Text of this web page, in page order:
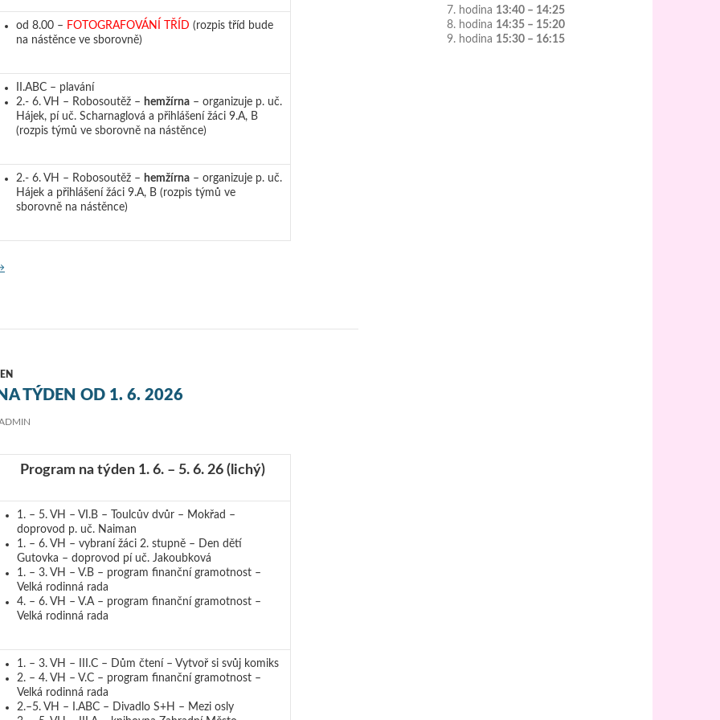
od 8.00 – FOTOGRAFOVÁNÍ TŘÍD (rozpis tříd bude
na nástěnce ve sborovně)
II.ABC – plavání
2.- 6. VH – Robosoutěž – hemžírna – organizuje p. uč.
Hájek, pí uč. Scharnaglová a přihlášení žáci 9.A, B
(rozpis týmů ve sborovně na nástěnce)
2.- 6. VH – Robosoutěž – hemžírna – organizuje p. uč.
Hájek a přihlášení žáci 9.A, B (rozpis týmů ve
sborovně na nástěnce)
na týden od 8. 6. 2026
TÝDEN OD 1. 6. 2026
Program na týden 1. 6. – 5. 6. 26 (lichý)
1. – 5. VH – VI.B – Toulcův dvůr – Mokřad –
doprovod p. uč. Naiman
1. – 6. VH – vybraní žáci 2. stupně – Den dětí
Gutovka – doprovod pí uč. Jakoubková
1. – 3. VH – V.B – program finanční gramotnost –
Velká rodinná rada
4. – 6. VH – V.A – program finanční gramotnost –
Velká rodinná rada
1. – 3. VH – III.C – Dům čtení – Vytvoř si svůj komiks
2. – 4. VH – V.C – program finanční gramotnost –
Velká rodinná rada
2.–5. VH – I.ABC – Divadlo S+H – Mezi osly
7. hodina 13:40 – 14:25
8. hodina 14:35 – 15:20
9. hodina 15:30 – 16:15